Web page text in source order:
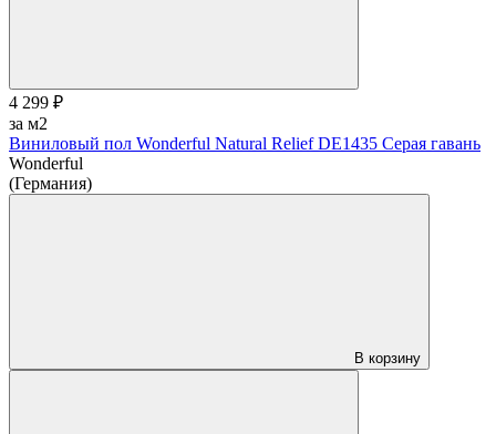
4 299 ₽
за м2
Виниловый пол Wonderful Natural Relief DE1435 Серая гавань
Wonderful
(Германия)
В корзину